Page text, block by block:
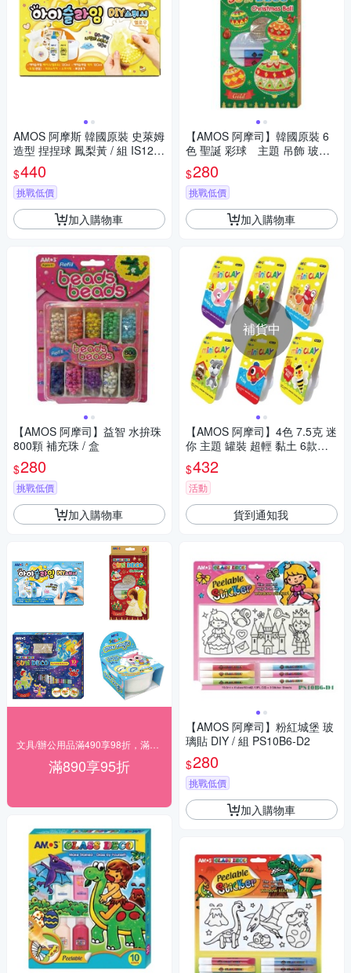
AMOS 阿摩斯 韓國原裝 史萊姆
造型 捏捏球 鳳梨黃 / 組 IS120
P2-YL
$440
挑戰低價
加入購物車
【AMOS 阿摩司】益智 水拚珠
800顆 補充珠 / 盒
$280
挑戰低價
加入購物車
滿890享95折
【AMOS 阿摩司】韓國原裝 6
色 聖誕 彩球 主題 吊飾 玻璃
彩繪 膠 / 組SD10P6-C2
$280
挑戰低價
加入購物車
補貨中
【AMOS 阿摩司】4色 7.5克 迷
你 主題 罐裝 超輕 黏土 6款入 /
組 ICM30系列
$432
活動
貨到通知我
【AMOS 阿摩司】粉紅城堡 玻
璃貼 DIY / 組 PS10B6-D2
$280
挑戰低價
加入購物車